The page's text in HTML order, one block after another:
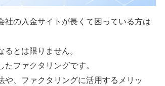
の入金サイトが長くて困っている方は
とは限りません。
ファクタリングです。
、ファクタリングに活用するメリッ